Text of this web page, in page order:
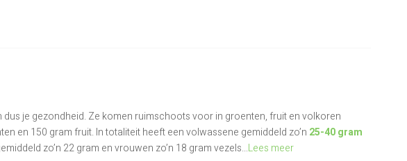
je gezondheid. Ze komen ruimschoots voor in groenten, fruit en volkoren
en 150 gram fruit. In totaliteit heeft een volwassene gemiddeld zo’n 25-40 gram
zo’n 22 gram en vrouwen zo’n 18 gram vezels...Lees meer